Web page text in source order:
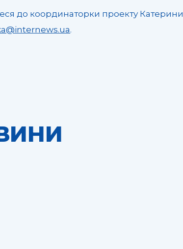
до координаторки проекту Катерини
.